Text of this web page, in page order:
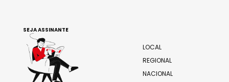
LOCAL
REGIONAL
NACIONAL
SEJA ASSINANTE